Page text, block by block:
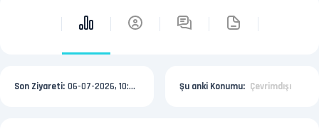
Son Ziyareti: 06-07-2026, 10:07 AM Şu anki Konumu: Çevrimdışı